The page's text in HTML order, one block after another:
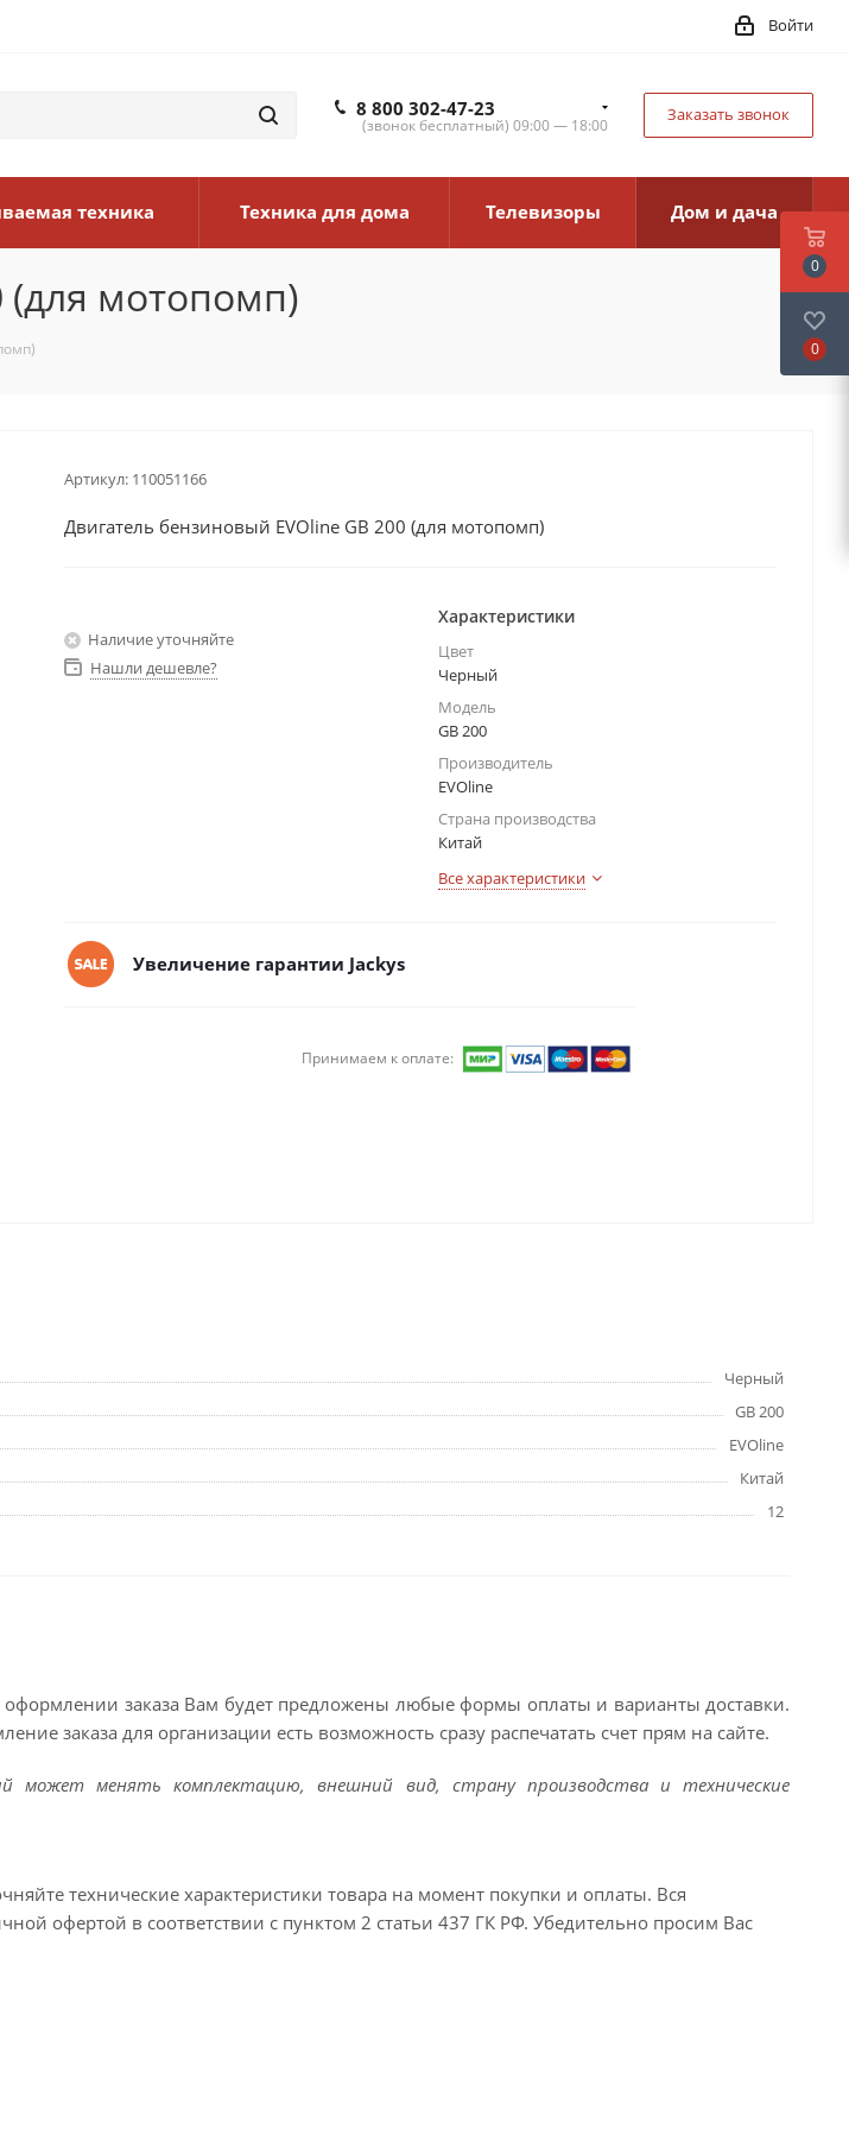
Войти
8 800 302-47-23
(звонок бесплатный) 09:00 — 18:00
Заказать звонок
техника Техника для дома Телевизоры Дом и дача
(для мотопомп)
Артикул: 110051166
Двигатель бензиновый EVOline GB 200 (для мотопомп)
Наличие уточняйте
Нашли дешевле?
Характеристики
Цвет
Черный
Модель
GB 200
Производитель
EVOline
Страна производства
Китай
Все характеристики
Увеличение гарантии Jackys
Принимаем к оплате:
Черный
GB 200
EVOline
Китай
12
заказа Вам будет предложены любые формы оплаты и варианты доставки.
заказа для организации есть возможность сразу распечатать счет прям на сайте.
может менять комплектацию, внешний вид, страну производства и технические
технические характеристики товара на момент покупки и оплаты. Вся
офертой в соответствии с пунктом 2 статьи 437 ГК РФ. Убедительно просим Вас
0
0